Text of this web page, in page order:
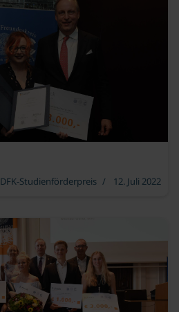
DFK-Studienförderpreis 12. Juli 2022